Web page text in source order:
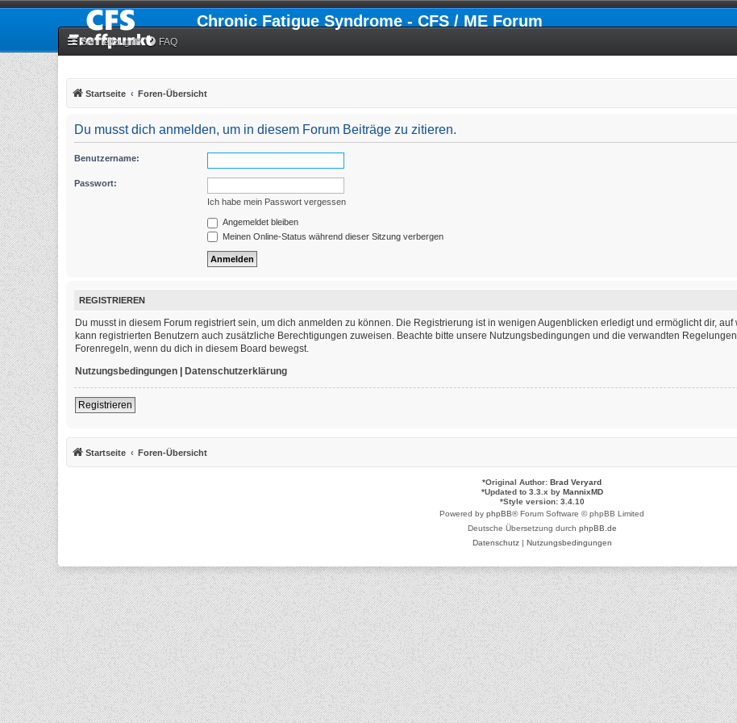
Chronic Fatigue Syndrome - CFS / ME Forum
Schnellzugriff FAQ
Startseite Foren-Übersicht
Du musst dich anmelden, um in diesem Forum Beiträge zu zitieren.
Benutzername:
Passwort:
Ich habe mein Passwort vergessen
Angemeldet bleiben
Meinen Online-Status während dieser Sitzung verbergen
REGISTRIEREN
Du musst in diesem Forum registriert sein, um dich anmelden zu können. Die Registrierung ist in wenigen Augenblicken erledigt und ermöglicht dir,
kann registrierten Benutzern auch zusätzliche Berechtigungen zuweisen. Beachte bitte unsere Nutzungsbedingungen und die verwandten
Forenregeln, wenn du dich in diesem Board bewegst.
Nutzungsbedingungen | Datenschutzerklärung
Registrieren
Startseite Foren-Übersicht
*Original Author: Brad Veryard
*Updated to 3.3.x by MannixMD
*Style version: 3.4.10
Powered by phpBB® Forum Software © phpBB Limited
Deutsche Übersetzung durch phpBB.de
Datenschutz| Nutzungsbedingungen